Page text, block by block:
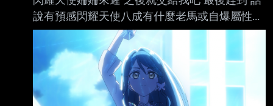
說有預感閃耀天使八成有什麼老馬或自爆屬性，
畢竟連可以打爆安娜他們的大王 都用不了控制
不了力量，而且露露卡有說早知道會有問題，因
為大王不可能控制的了 閃耀的力量
https://i.imgur.com/XBS6USa.png 幹部還說世界
會被這股力量搞到毀滅 然後最好笑的是下一集